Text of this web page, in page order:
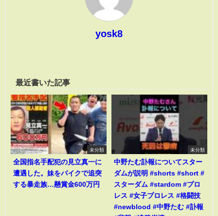
yosk8
最近書いた記事
未分類
全国指名手配犯の見立真一に
遭遇した。妹をバイクで追突
する暴走族…懸賞金600万円
未分類
中野たむ訃報についてスター
ダムが説明 #shorts #short #
スターダム #stardom #プロ
レス #女子プロレス #格闘技
#newblood #中野たむ #訃報